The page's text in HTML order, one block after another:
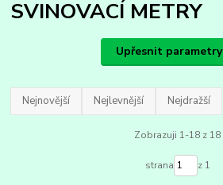
SVINOVACÍ METRY
Upřesnit parametry
Nejnovější Nejlevnější Nejdražší
Zobrazuji 1-18 z 18
strana z 1